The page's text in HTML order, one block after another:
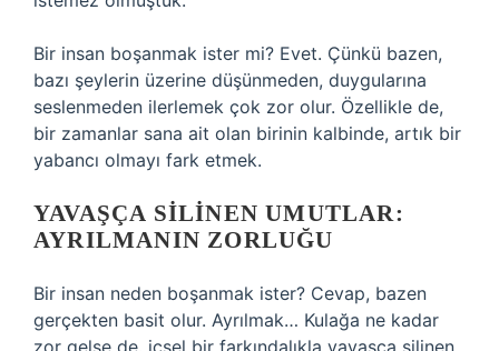
Bir insan boşanmak ister mi? Evet. Çünkü bazen,
bazı şeylerin üzerine düşünmeden, duygularına
seslenmeden ilerlemek çok zor olur. Özellikle de,
bir zamanlar sana ait olan birinin kalbinde, artık bir
yabancı olmayı fark etmek.
YAVAŞÇA SILINEN UMUTLAR:
AYRILMANIN ZORLUĞU
Bir insan neden boşanmak ister? Cevap, bazen
gerçekten basit olur. Ayrılmak… Kulağa ne kadar
zor gelse de, içsel bir farkındalıkla yavaşça silinen